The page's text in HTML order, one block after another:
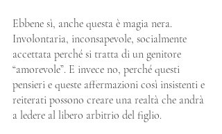
Ebbene sì, anche questa è magia nera.
Involontaria, inconsapevole, socialmente
accettata perché si tratta di un genitore
“amorevole”. E invece no, perché questi
pensieri e queste affermazioni così insistenti e
reiterati possono creare una realtà che andrà
a ledere al libero arbitrio del figlio.